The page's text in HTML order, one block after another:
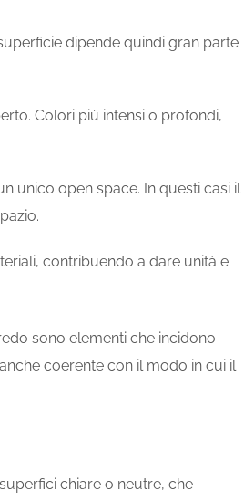
dipende quindi gran parte
Colori più intensi o profondi,
unico open space. In questi casi il
contribuendo a dare unità e
sono elementi che incidono
coerente con il modo in cui il
chiare o neutre, che